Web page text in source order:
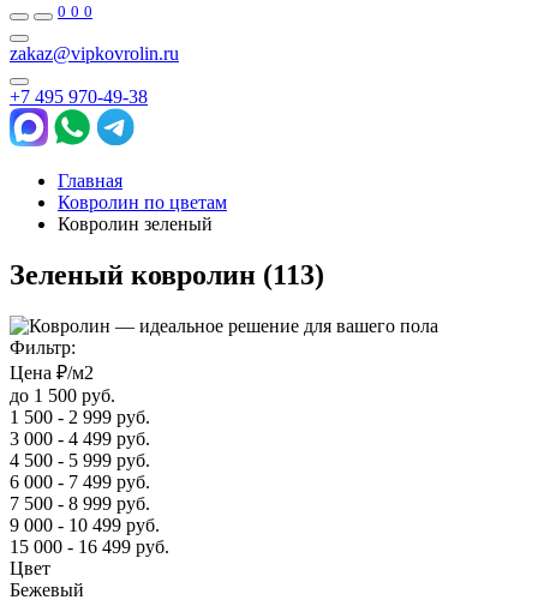
0 0 0
zakaz@vipkovrolin.ru
+7 495 970-49-38
Главная
Ковролин по цветам
Ковролин зеленый
Зеленый ковролин (113)
Фильтр:
Цена ₽/м2
до 1 500 руб.
1 500 - 2 999 руб.
3 000 - 4 499 руб.
4 500 - 5 999 руб.
6 000 - 7 499 руб.
7 500 - 8 999 руб.
9 000 - 10 499 руб.
15 000 - 16 499 руб.
Цвет
Бежевый